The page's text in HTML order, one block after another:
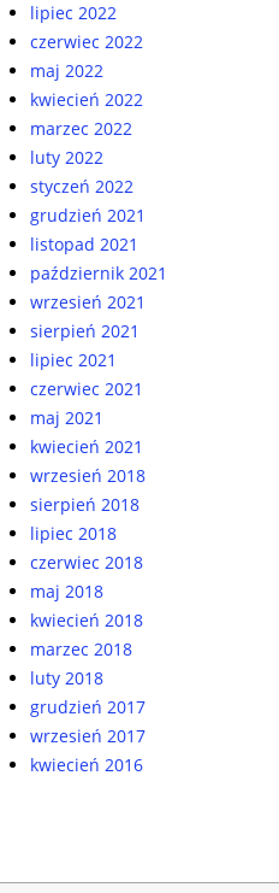
lipiec 2022
czerwiec 2022
maj 2022
kwiecień 2022
marzec 2022
luty 2022
styczeń 2022
grudzień 2021
listopad 2021
październik 2021
wrzesień 2021
sierpień 2021
lipiec 2021
czerwiec 2021
maj 2021
kwiecień 2021
wrzesień 2018
sierpień 2018
lipiec 2018
czerwiec 2018
maj 2018
kwiecień 2018
marzec 2018
luty 2018
grudzień 2017
wrzesień 2017
kwiecień 2016